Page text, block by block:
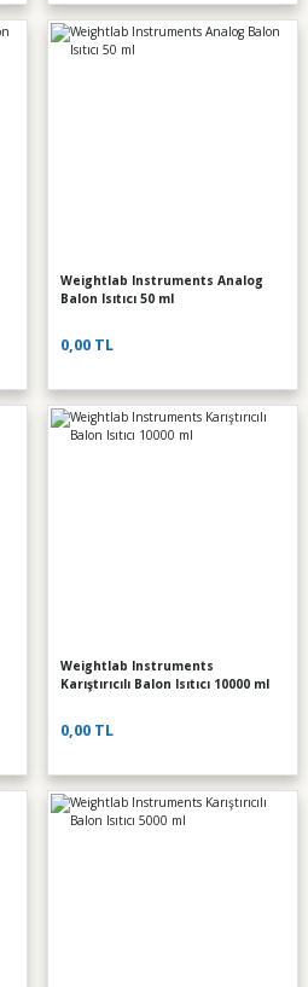
Weightlab Instruments Analog
Balon Isıtıcı 50 ml
0,00 TL
Weightlab Instruments
Karıştırıcılı Balon Isıtıcı 10000 ml
0,00 TL